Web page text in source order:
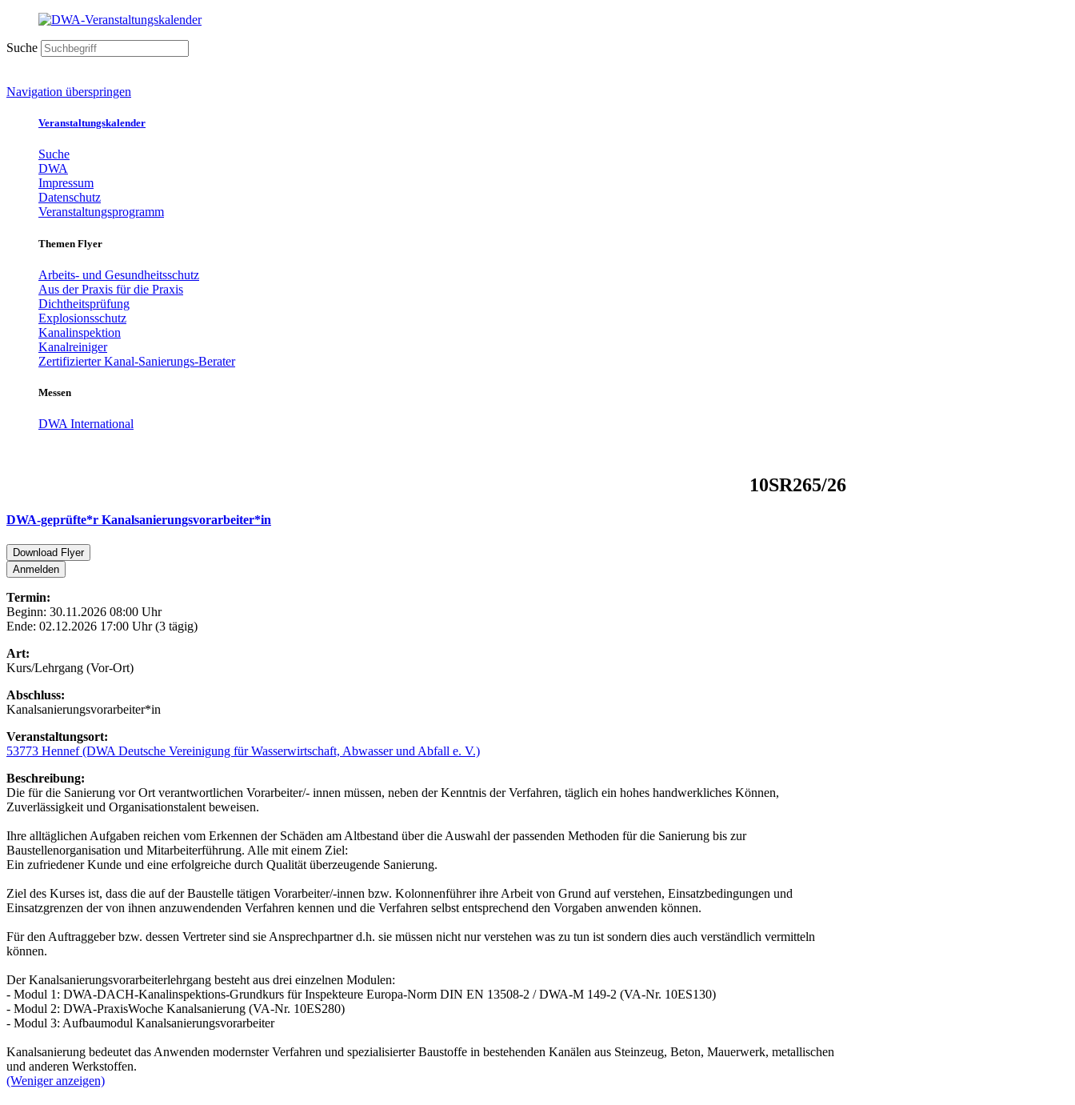
Suche
Navigation überspringen
Veranstaltungskalender
Suche
DWA
Impressum
Datenschutz
Veranstaltungsprogramm
Themen Flyer
Arbeits- und Gesundheitsschutz
Aus der Praxis für die Praxis
Dichtheitsprüfung
Explosionsschutz
Kanalinspektion
Kanalreiniger
Zertifizierter Kanal-Sanierungs-Berater
Messen
DWA International
10SR265/26
DWA-geprüfte*r Kanalsanierungsvorarbeiter*in
Download Flyer
Anmelden
Termin:
Beginn: 30.11.2026 08:00 Uhr
Ende: 02.12.2026 17:00 Uhr (3 tägig)
Art:
Kurs/Lehrgang (Vor-Ort)
Abschluss:
Kanalsanierungsvorarbeiter*in
Veranstaltungsort:
53773 Hennef (DWA Deutsche Vereinigung für Wasserwirtschaft, Abwasser und Abfall e. V.)
Beschreibung:
Die für die Sanierung vor Ort verantwortlichen Vorarbeiter/- innen müssen, neben der Kenntnis der Verfahren, täglich ein hohes handwerkliches Können,
Zuverlässigkeit und Organisationstalent beweisen.
Ihre alltäglichen Aufgaben reichen vom Erkennen der Schäden am Altbestand über die Auswahl der passenden Methoden für die Sanierung bis zur
Baustellenorganisation und Mitarbeiterführung. Alle mit einem Ziel:
Ein zufriedener Kunde und eine erfolgreiche durch Qualität überzeugende Sanierung.
Ziel des Kurses ist, dass die auf der Baustelle tätigen Vorarbeiter/-innen bzw. Kolonnenführer ihre Arbeit von Grund auf verstehen, Einsatzbedingungen und
Einsatzgrenzen der von ihnen anzuwendenden Verfahren kennen und die Verfahren selbst entsprechend den Vorgaben anwenden können.
Für den Auftraggeber bzw. dessen Vertreter sind sie Ansprechpartner d.h. sie müssen nicht nur verstehen was zu tun ist sondern dies auch verständlich vermitteln
können.
Der Kanalsanierungsvorarbeiterlehrgang besteht aus drei einzelnen Modulen:
- Modul 1: DWA-DACH-Kanalinspektions-Grundkurs für Inspekteure Europa-Norm DIN EN 13508-2 / DWA-M 149-2 (VA-Nr. 10ES130)
- Modul 2: DWA-PraxisWoche Kanalsanierung (VA-Nr. 10ES280)
- Modul 3: Aufbaumodul Kanalsanierungsvorarbeiter
Kanalsanierung bedeutet das Anwenden modernster Verfahren und spezialisierter Baustoffe in bestehenden Kanälen aus Steinzeug, Beton, Mauerwerk, metallischen
und anderen Werkstoffen.
(Weniger anzeigen)